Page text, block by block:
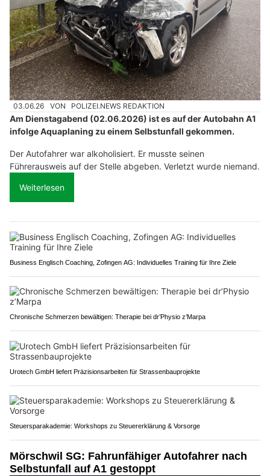
03.06.26 VON POLIZEI.NEWS REDAKTION
Am Dienstagabend (02.06.2026) ist es auf der Autobahn A1
infolge Aquaplaning zu einem Selbstunfall gekommen.
Der Autofahrer war alkoholisiert. Er musste seinen
Führerausweis auf der Stelle abgeben. Verletzt wurde niemand.
Weiterlesen
Business Englisch Coaching, Zofingen AG: Individuelles Training für Ihre Ziele
Chronische Schmerzen bewältigen: Therapie bei dr’Physio z’Marpa
Urotech GmbH liefert Präzisionsarbeiten für Strassenbauprojekte
Steuersparakademie: Workshops zu Steuererklärung & Vorsorge
Mörschwil SG: Fahrunfähiger Autofahrer nach
Selbstunfall auf A1 gestoppt